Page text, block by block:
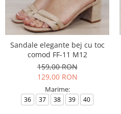
Sandale elegante bej cu toc
comod FF-11 M12
159,00 RON
129,00 RON
Marime:
36 37 38 39 40